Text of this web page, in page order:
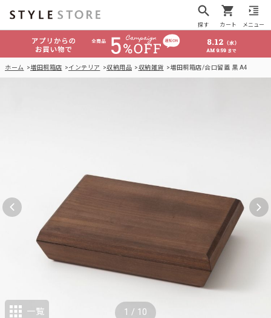
探す カート メニュー
ホーム 増田桐箱店 インテリア 収納用品 収納雑貨 増田桐箱店/合口留蓋 黒 A4
1 / 10
一覧